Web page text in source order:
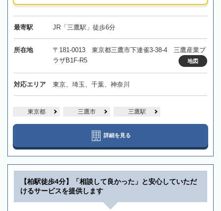
最寄駅 JR「三鷹駅」徒歩6分
所在地
〒181-0013 東京都三鷹市下連雀3-38-4 三鷹産業プ
ラザB1F-R5
地図
対応エリア 東京、埼玉、千葉、神奈川
東京都 三鷹市 三鷹駅
詳細を見る
【柏駅徒歩4分】「相談して良かった」と安心していただ
けるサービスを提供します